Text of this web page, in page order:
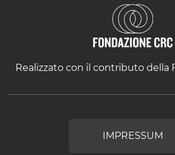
Realizzato con il contributo della
IMPRESSUM